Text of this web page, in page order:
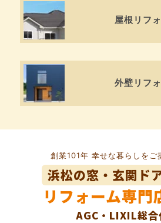
屋根リフ
外壁リフ
創業101年 幸せな暮らしをご
浜松の窓・玄関ド
リフォーム専門
AGC・LIXIL総合